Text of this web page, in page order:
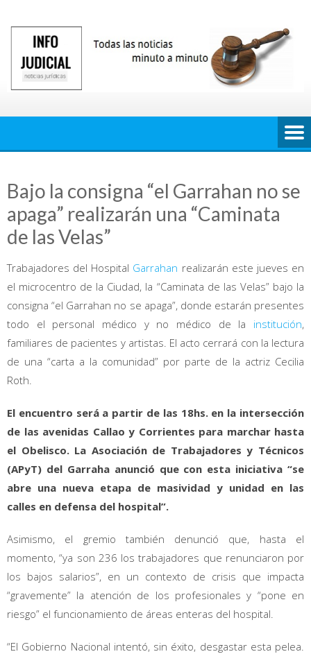
contenido
Bajo la consigna “el Garrahan no se
apaga” realizarán una “Caminata
de las Velas”
Trabajadores del Hospital Garrahan realizarán este jueves en
el microcentro de la Ciudad, la “Caminata de las Velas” bajo la
consigna “el Garrahan no se apaga”, donde estarán presentes
todo el personal médico y no médico de la institución,
familiares de pacientes y artistas. El acto cerrará con la lectura
de una “carta a la comunidad” por parte de la actriz Cecilia
Roth.
El encuentro será a partir de las 18hs. en la intersección
de las avenidas Callao y Corrientes para marchar hasta
el Obelisco. La Asociación de Trabajadores y Técnicos
(APyT) del Garraha anunció que con esta iniciativa “se
abre una nueva etapa de masividad y unidad en las
calles en defensa del hospital”.
Asimismo, el gremio también denunció que, hasta el
momento, “ya son 236 los trabajadores que renunciaron por
los bajos salarios”, en un contexto de crisis que impacta
“gravemente” la atención de los profesionales y “pone en
riesgo” el funcionamiento de áreas enteras del hospital.
“El Gobierno Nacional intentó, sin éxito, desgastar esta pelea.